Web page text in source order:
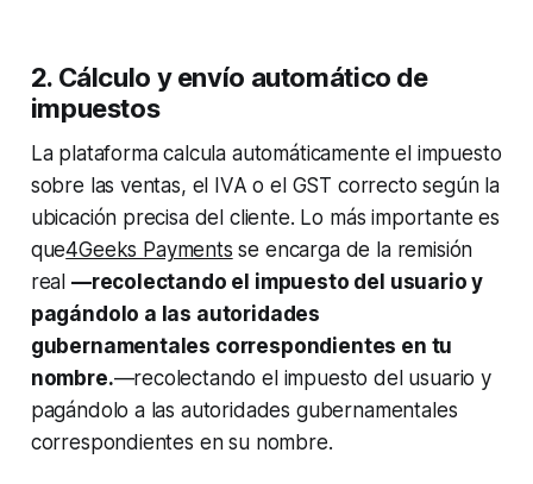
2. Cálculo y envío automático de
impuestos
La plataforma calcula automáticamente el impuesto
sobre las ventas, el IVA o el GST correcto según la
ubicación precisa del cliente. Lo más importante es
que4Geeks Payments se encarga de la remisión
real —recolectando el impuesto del usuario y
pagándolo a las autoridades
gubernamentales correspondientes en tu
nombre.—recolectando el impuesto del usuario y
pagándolo a las autoridades gubernamentales
correspondientes en su nombre.